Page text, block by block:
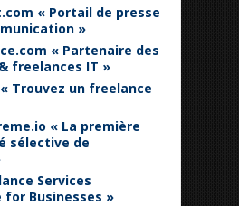
« Portail de presse
»
« Partenaire des
freelances IT »
Trouvez un freelance
« La première
sélective de
Services
Businesses »